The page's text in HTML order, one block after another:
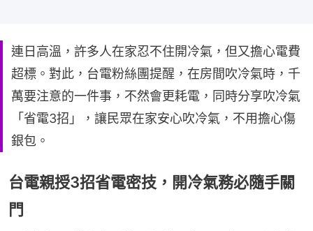
連日高溫，許多人在家忍不住開冷氣，但又擔心電費
超標。對此，台電粉絲團提醒，在房間吹冷氣時，千
萬要注意的一件事，不然會更耗電，同時分享吹冷氣
「省電3招」，讓民眾在家安心吹冷氣，不用擔心傷
銀包。
台電親授3招省電密技，開冷氣務必隨手關
門